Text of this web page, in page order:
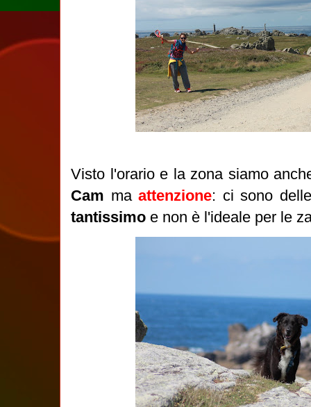
Visto l'orario e la zona siamo
Cam maattenzione: ci sono
tantissimo e non è l'ideale per le